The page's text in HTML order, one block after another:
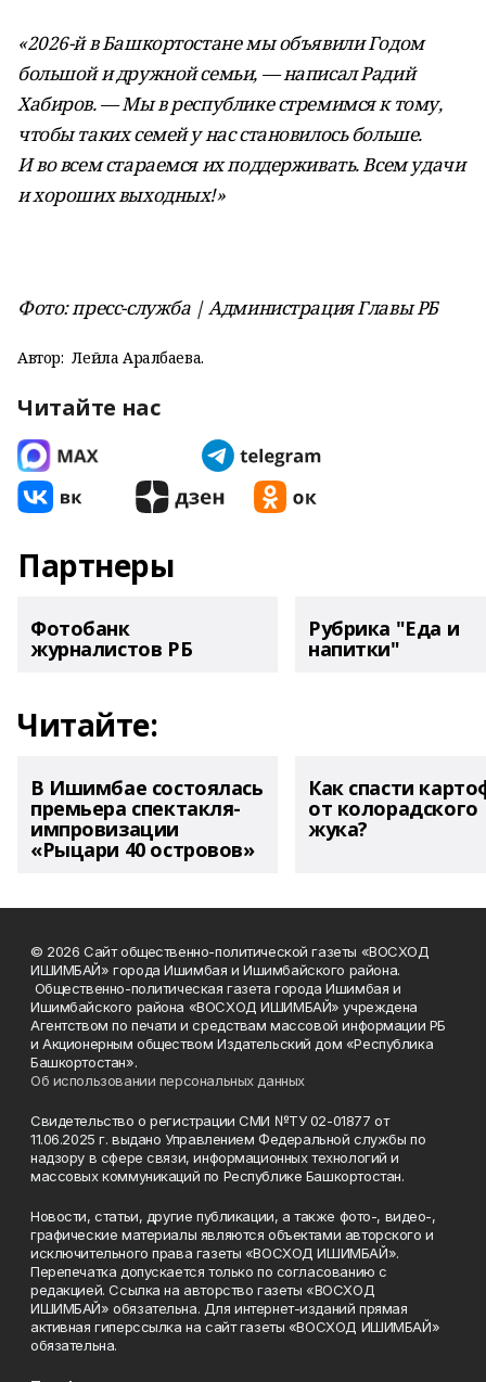
«2026-й в Башкортостане мы объявили Годом
большой и дружной семьи, — написал Радий
Хабиров. — Мы в республике стремимся к тому,
чтобы таких семей у нас становилось больше.
И во всем стараемся их поддерживать. Всем удачи
и хороших выходных!»
Фото: пресс-служба | Администрация Главы РБ
Автор: Лейла Аралбаева.
Читайте нас
Партнеры
Фотобанк
журналистов РБ
Рубрика "Еда и
напитки"
Читайте:
В Ишимбае состоялась
премьера спектакля-
импровизации
«Рыцари 40 островов»
Как спасти
от колорадского
жука?
© 2026 Сайт общественно-политической газеты «ВОСХОД
ИШИМБАЙ» города Ишимбая и Ишимбайского района.
Общественно-политическая газета города Ишимбая и
Ишимбайского района «ВОСХОД ИШИМБАЙ» учреждена
Агентством по печати и средствам массовой информации РБ
и Акционерным обществом Издательский дом «Республика
Башкортостан».
Об использовании персональных данных
Свидетельство о регистрации СМИ №ТУ 02-01877 от
11.06.2025 г. выдано Управлением Федеральной службы по
надзору в сфере связи, информационных технологий и
массовых коммуникаций по Республике Башкортостан.
Новости, статьи, другие публикации, а также фото-, видео-,
графические материалы являются объектами авторского и
исключительного права газеты «ВОСХОД ИШИМБАЙ».
Перепечатка допускается только по согласованию с
редакцией. Ссылка на авторство газеты «ВОСХОД
ИШИМБАЙ» обязательна. Для интернет-изданий прямая
активная гиперссылка на сайт газеты «ВОСХОД ИШИМБАЙ»
обязательна.